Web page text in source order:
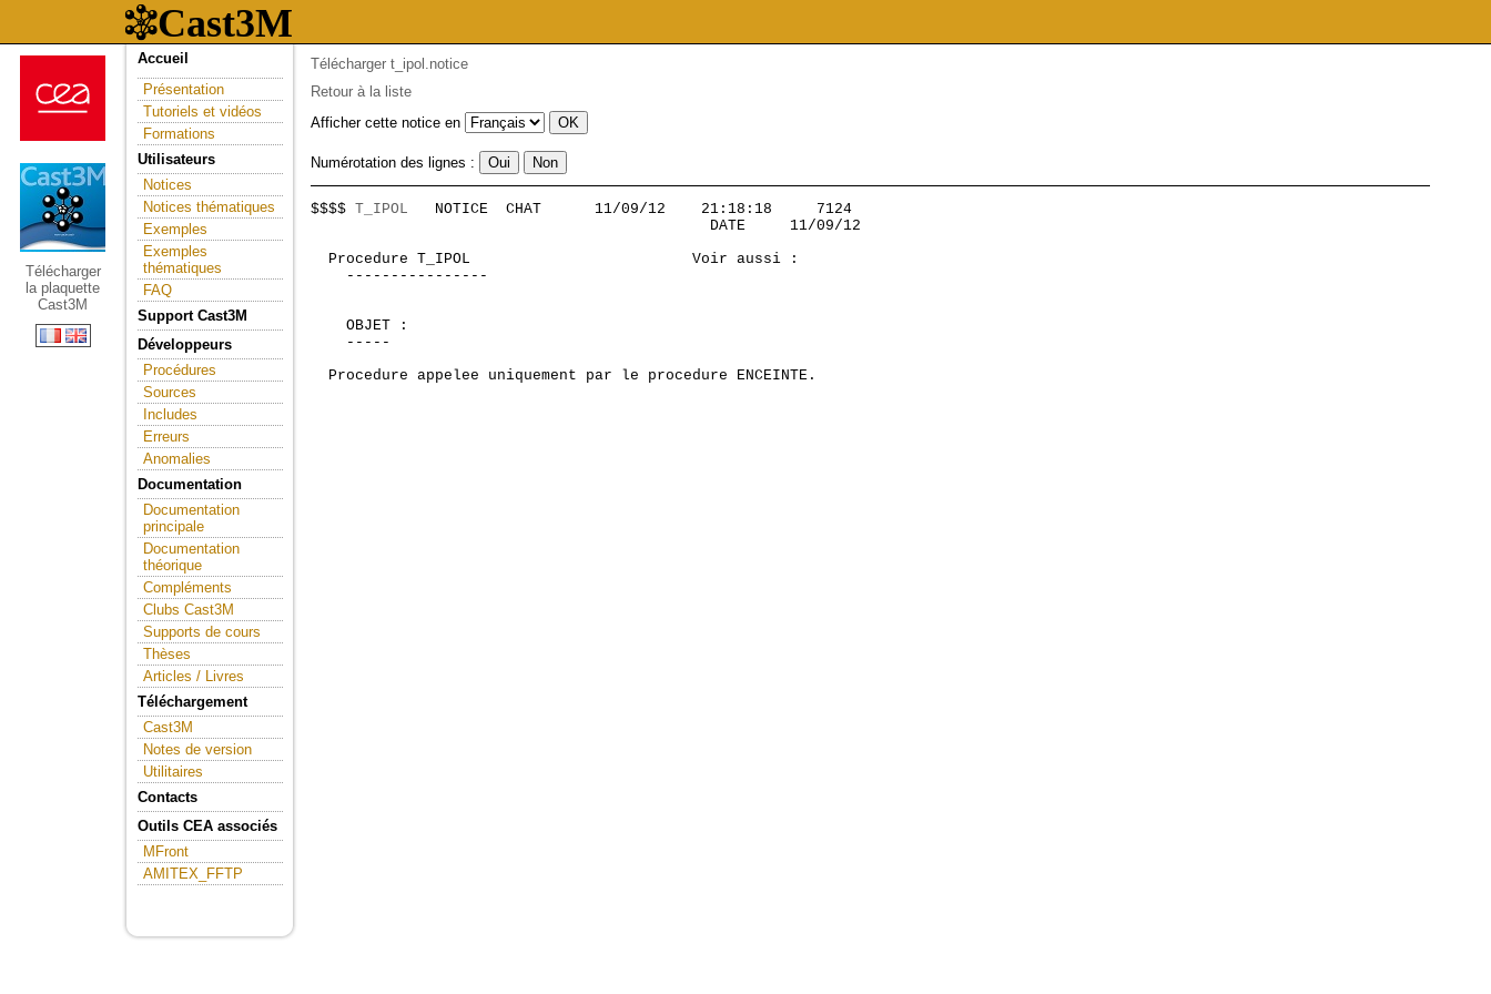
Télécharger
la plaquette
Cast3M
Accueil
Présentation
Tutoriels et vidéos
Formations
Utilisateurs
Notices
Notices thématiques
Exemples
Exemples
thématiques
FAQ
Support Cast3M
Développeurs
Procédures
Sources
Includes
Erreurs
Anomalies
Documentation
Documentation
principale
Documentation
théorique
Compléments
Clubs Cast3M
Supports de cours
Thèses
Articles / Livres
Téléchargement
Cast3M
Notes de version
Utilitaires
Contacts
Outils CEA associés
MFront
AMITEX_FFTP
Télécharger t_ipol.notice
Retour à la liste
Afficher cette notice en
Numérotation des lignes :
$$$$ T_IPOL
   NOTICE  CHAT      11/09/12    21:18:18     7124
                                             DATE     11/09/12
Procedure T_IPOL                         Voir aussi :
    ----------------
    OBJET :
    -----
  Procedure appelee uniquement par le procedure ENCEINTE.